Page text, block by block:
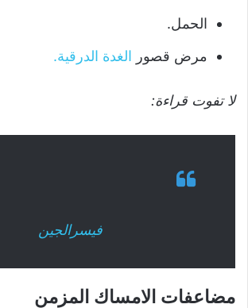
الحمل.
مرض قصور الغدة الدرقية.
لا تفوت قراءة:
فيسرالجين
مضاعفات الامساك المزمن